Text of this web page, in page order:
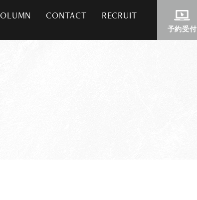
CONTACT RECRUIT
予約受付